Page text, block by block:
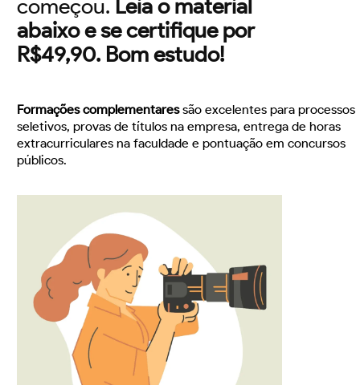
começou. Leia o material
abaixo e se certifique por
R$49,90. Bom estudo!
Formações complementaressão excelentes para processos
seletivos, provas de títulos na empresa, entrega de horas
extracurriculares na faculdade e pontuação em concursos
públicos.